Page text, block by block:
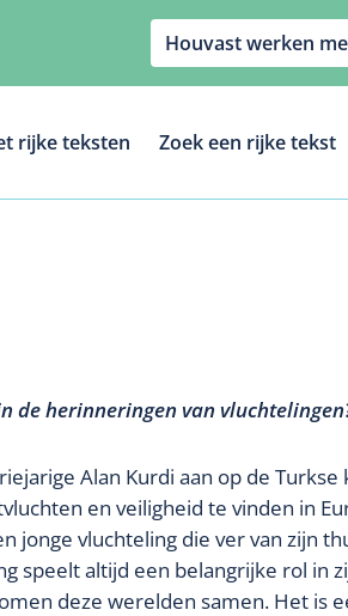
Houvast werken
rijke teksten Zoek een rijke tekst
de herinneringen van
Alan Kurdi aan op de Turkse
en veiligheid te vinden in
jonge vluchteling die ver van zijn
speelt altijd een belangrijke rol in
deze werelden samen. Het is